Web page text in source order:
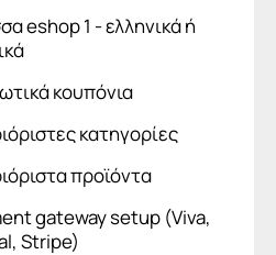
eshop 1 - ελληνικά ή
κουπόνια
κατηγορίες
προϊόντα
gateway setup (Viva,
Stripe)